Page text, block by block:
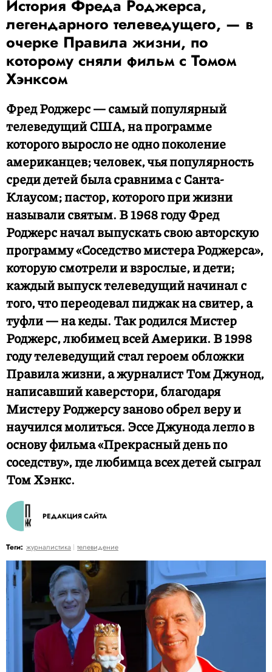
История Фреда Роджерса,
легендарного телеведущего, — в
очерке Правила жизни, по
которому сняли фильм с Томом
Хэнксом
Фред Роджерс — самый популярный
телеведущий США, на программе
которого выросло не одно поколение
американцев; человек, чья популярность
среди детей была сравнима с Санта-
Клаусом; пастор, которого при жизни
называли святым. В 1968 году Фред
Роджерс начал выпускать свою авторскую
программу «Соседство мистера Роджерса»,
которую смотрели и взрослые, и дети;
каждый выпуск телеведущий начинал с
того, что переодевал пиджак на свитер, а
туфли — на кеды. Так родился Мистер
Роджерс, любимец всей Америки. В 1998
году телеведущий стал героем обложки
Правила жизни, а журналист Том Джунод,
написавший каверстори, благодаря
Мистеру Роджерсу заново обрел веру и
научился молиться. Эссе Джунода легло в
основу фильма «Прекрасный день по
соседству», где любимца всех детей сыграл
Том Хэнкс.
РЕДАКЦИЯ САЙТА
Теги: журналистика телевидение